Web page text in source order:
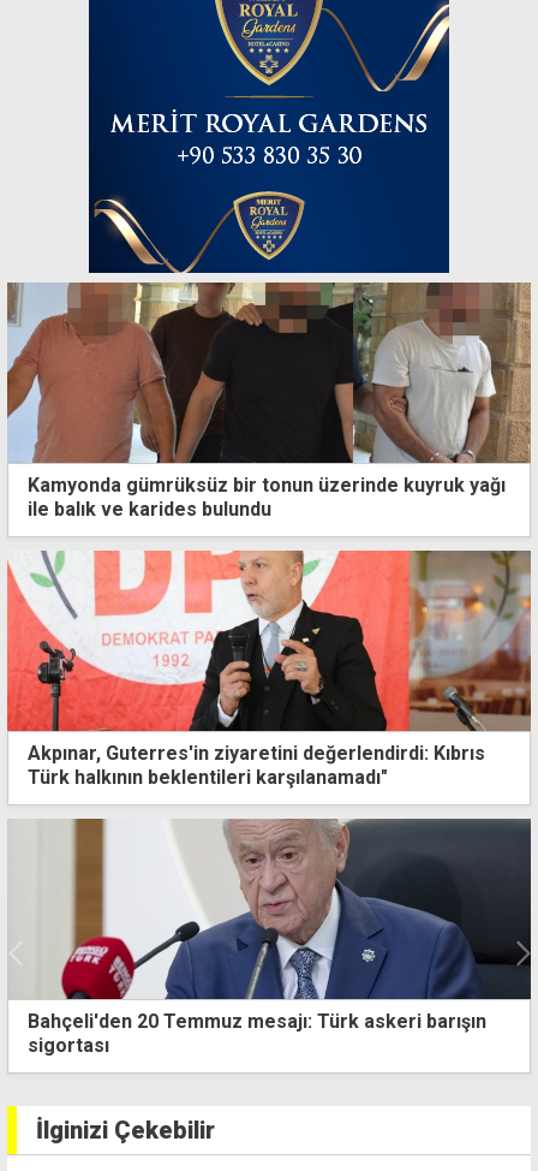
Kamyonda gümrüksüz bir tonun üzerinde kuyruk yağı
ile balık ve karides bulundu
Akpınar, Guterres'in ziyaretini değerlendirdi: Kıbrıs
Türk halkının beklentileri karşılanamadı"
Daire satışı vaadiyle 30 bin dolar aldığı iddia edilen
şahıs tutuklandı
İlginizi Çekebilir